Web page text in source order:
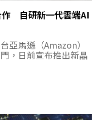
自研新一代雲端AI
亞馬遜（Amazon）
，日前宣布推出新晶